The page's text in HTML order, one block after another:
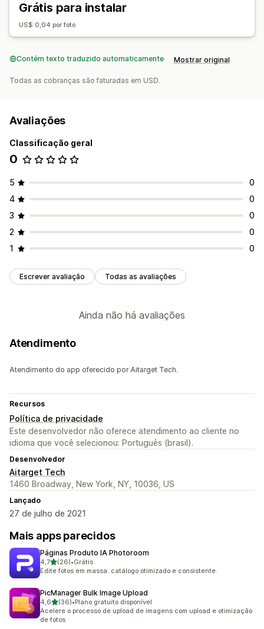
Grátis para instalar
US$ 0,04 por foto
Contém texto traduzido automaticamente Mostrar original
Todas as cobranças são faturadas em USD.
Avaliações
Classificação geral
0
5
0
4
0
3
0
2
0
1
0
Escrever avaliação Todas as avaliações
Ainda não há avaliações
Atendimento
Atendimento do app oferecido por Aitarget Tech.
Recursos
Política de privacidade
Este desenvolvedor não oferece atendimento ao cliente no
idioma que você selecionou: Português (brasil).
Desenvolvedor
Aitarget Tech
1460 Broadway, New York, NY, 10036, US
Lançado
27 de julho de 2021
Mais apps parecidos
Páginas Produto IA Photoroom
4,7de 5 estrelas
(26)
26 avaliações ao todo
•Grátis
Edite fotos em massa: catálogo otimizado e consistente.
PicManager Bulk Image Upload
4,6de 5 estrelas
(36)
36 avaliações ao todo
•Plano gratuito disponível
Acelere o processo de upload de imagens com upload e otimização
de fotos